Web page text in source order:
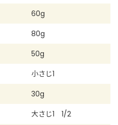
60g
80g
50g
小さじ1
30g
大さじ1 1/2